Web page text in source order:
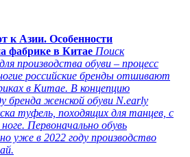
к Азии. Особенности
фабрике в Китае Поиск
производства обуви – процесс
российские бренды отшивают
в Китае. В концепцию
бренда женской обуви N.early
туфель, походящих для танцев, с
Первоначально обувь
уже в 2022 году производство